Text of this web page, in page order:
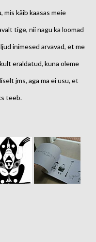
mis käib kaasas meie
tige, nii nagu ka loomad
inimesed arvavad, et me
eraldatud, kuna oleme
jms, aga ma ei usu, et
teeb.